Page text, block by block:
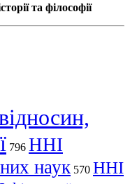
та філософії
796 ННІ
наук 570 ННІ